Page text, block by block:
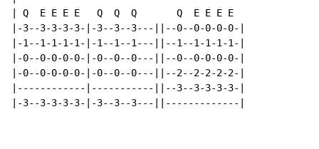
| Q  E E E E   Q  Q  Q       Q  E E E E
|-3--3-3-3-3-|-3--3--3---||--0--0-0-0-0-|
|-1--1-1-1-1-|-1--1--1---||--1--1-1-1-1-|
|-0--0-0-0-0-|-0--0--0---||--0--0-0-0-0-|
|-0--0-0-0-0-|-0--0--0---||--2--2-2-2-2-|
|------------|-----------||--3--3-3-3-3-|
|-3--3-3-3-3-|-3--3--3---||-------------|